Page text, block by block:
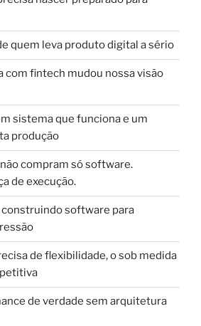
quem leva produto digital a sério
com fintech mudou nossa visão
sistema que funciona e um
produção
compram só software.
de execução.
construindo software para
de flexibilidade, o sob medida
de verdade sem arquitetura